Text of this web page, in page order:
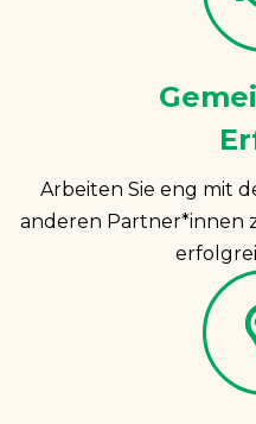
Arbeiten Sie eng mit
anderen Partner*innen